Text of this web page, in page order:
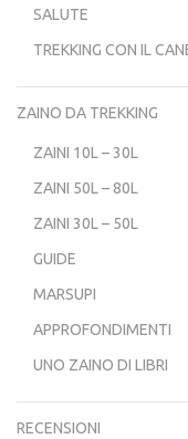
SALUTE
TREKKING CON IL
ZAINO DA TREKKING
ZAINI 10L – 30L
ZAINI 50L – 80L
ZAINI 30L – 50L
GUIDE
MARSUPI
APPROFONDIMENTI
UNO ZAINO DI LIBRI
RECENSIONI